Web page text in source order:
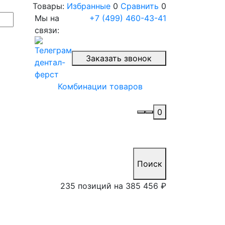
Товары: Избранные 0 Сравнить 0
Мы на
связи:
+7 (499) 460-43-41
Заказать звонок
Комбинации товаров
0
Поиск
235 позиций на 385 456 ₽